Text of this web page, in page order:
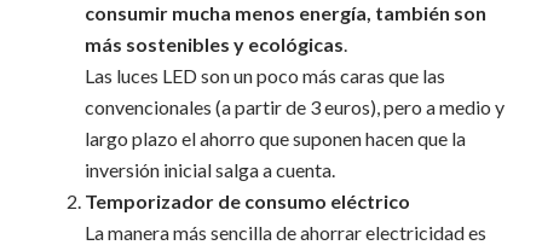
consumir mucha menos energía, también son
más sostenibles y ecológicas.
Las luces LED son un poco más caras que las
convencionales (a partir de 3 euros), pero a medio y
largo plazo el ahorro que suponen hacen que la
inversión inicial salga a cuenta.
Temporizador de consumo eléctrico
La manera más sencilla de ahorrar electricidad es